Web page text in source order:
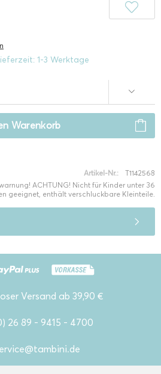
1-3 Werktage
Warenkorb
Artikel-Nr.:
T1142568
ACHTUNG! Nicht für Kinder unter 36
geeignet, enthält verschluckbare Kleinteile.
Versand ab 39,90 €
26 89 - 9415 - 4700